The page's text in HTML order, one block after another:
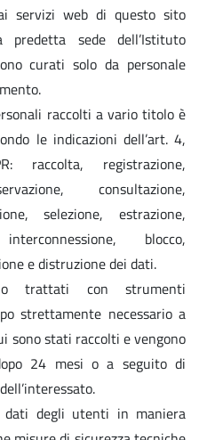
servizi web di questo sito
sede dell’Istituto
curati solo da personale
raccolti a vario titolo è
le indicazioni dell’art. 4,
registrazione,
consultazione,
selezione, estrazione,
blocco,
e distruzione dei dati.
trattati con strumenti
strettamente necessario a
sono stati raccolti e vengono
24 mesi o a seguito di
degli utenti in maniera